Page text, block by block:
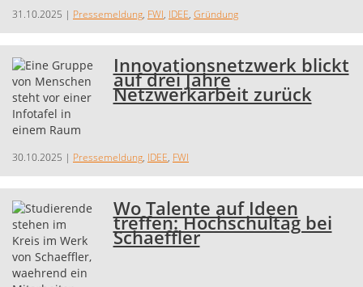
31.10.2025 | Pressemeldung, FWI, IDEE, Gründung
Innovationsnetzwerk blickt
auf drei Jahre
Netzwerkarbeit zurück
30.10.2025 | Pressemeldung, IDEE, FWI
Wo Talente auf Ideen
treffen: Hochschultag bei
Schaeffler